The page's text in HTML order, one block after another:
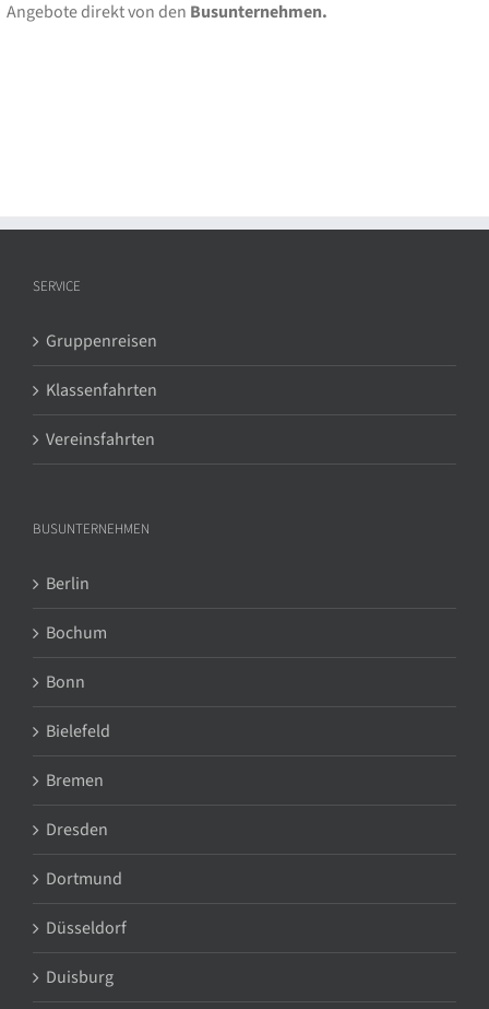
Angebote direkt von den Busunternehmen.
SERVICE
Gruppenreisen
Klassenfahrten
Vereinsfahrten
BUSUNTERNEHMEN
Berlin
Bochum
Bonn
Bielefeld
Bremen
Dresden
Dortmund
Düsseldorf
Duisburg